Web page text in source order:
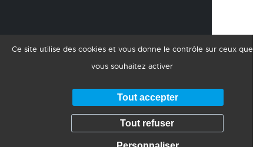
Ce site utilise des cookies et vous donne le contrôle sur ceux que
vous souhaitez activer
Tout accepter
Tout refuser